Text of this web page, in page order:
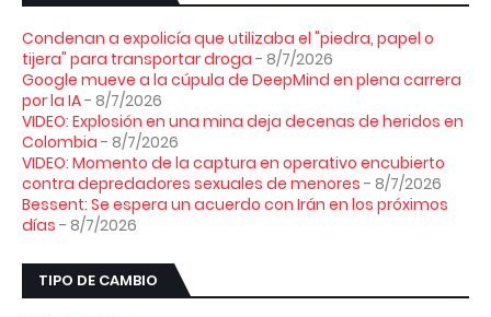
Condenan a expolicía que utilizaba el "piedra, papel o
tijera" para transportar droga - 8/7/2026
Google mueve a la cúpula de DeepMind en plena carrera
por la IA- 8/7/2026
VIDEO: Explosión en una mina deja decenas de heridos en
Colombia - 8/7/2026
VIDEO: Momento de la captura en operativo encubierto
contra depredadores sexuales de menores - 8/7/2026
Bessent: Se espera un acuerdo con Irán en los próximos
días - 8/7/2026
TIPO DE CAMBIO